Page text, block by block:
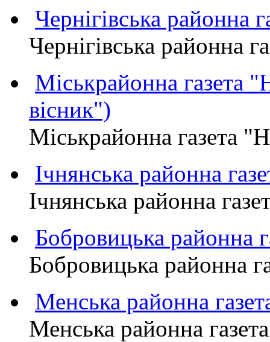
Чернігівська
Чернігівська
Міськрайонна
вісник")
Міськрайонна газета
Ічнянська районна
Ічнянська районна
Бобровицька
Бобровицька
Менська районна
Менська районна